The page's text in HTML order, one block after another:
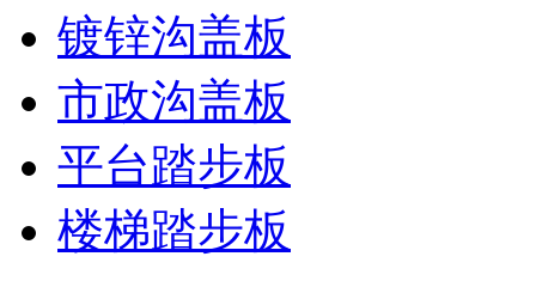
镀锌沟盖板
市政沟盖板
平台踏步板
楼梯踏步板